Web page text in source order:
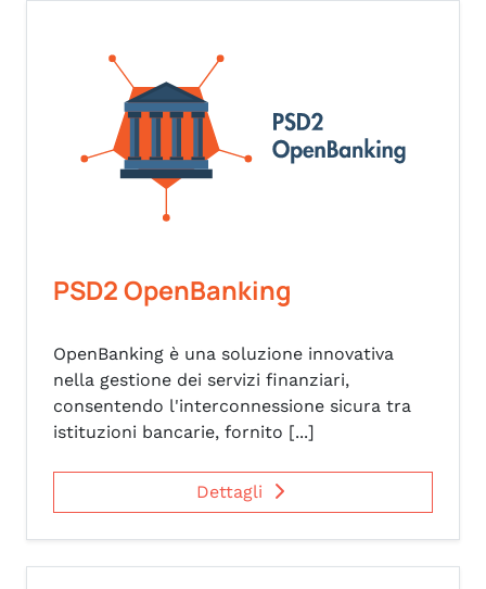
PSD2 OpenBanking
OpenBanking è una soluzione innovativa
nella gestione dei servizi finanziari,
consentendo l'interconnessione sicura tra
istituzioni bancarie, fornito [...]
Dettagli